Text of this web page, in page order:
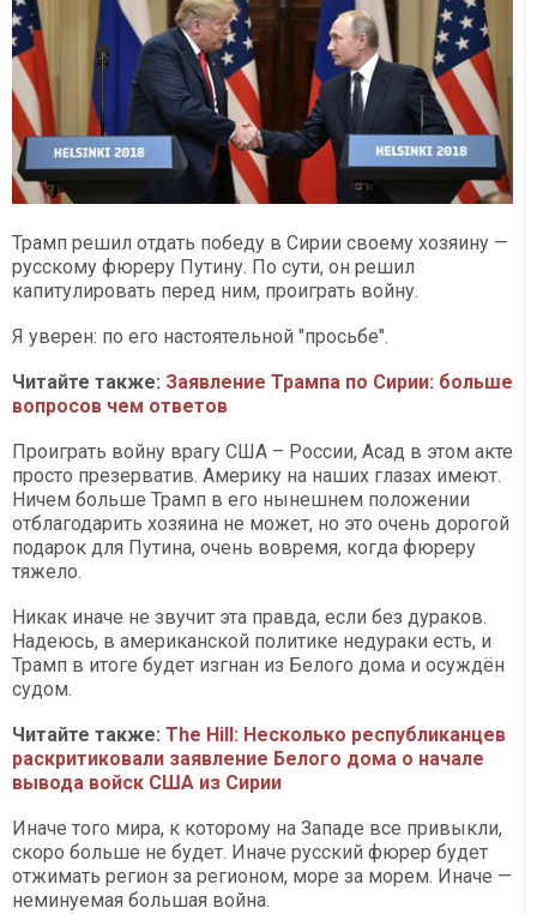
Трамп решил отдать победу в Сирии своему хозяину —
русскому фюреру Путину. По сути, он решил
капитулировать перед ним, проиграть войну.
Я уверен: по его настоятельной "просьбе".
Читайте также: Заявление Трампа по Сирии: больше
вопросов чем ответов
Проиграть войну врагу США – России, Асад в этом акте
просто презерватив. Америку на наших глазах имеют.
Ничем больше Трамп в его нынешнем положении
отблагодарить хозяина не может, но это очень дорогой
подарок для Путина, очень вовремя, когда фюреру
тяжело.
Никак иначе не звучит эта правда, если без дураков.
Надеюсь, в американской политике недураки есть, и
Трамп в итоге будет изгнан из Белого дома и осуждён
судом.
Читайте также: The Hill: Несколько республиканцев
раскритиковали заявление Белого дома о начале
вывода войск США из Сирии
Иначе того мира, к которому на Западе все привыкли,
скоро больше не будет. Иначе русский фюрер будет
отжимать регион за регионом, море за морем. Иначе —
неминуемая большая война.